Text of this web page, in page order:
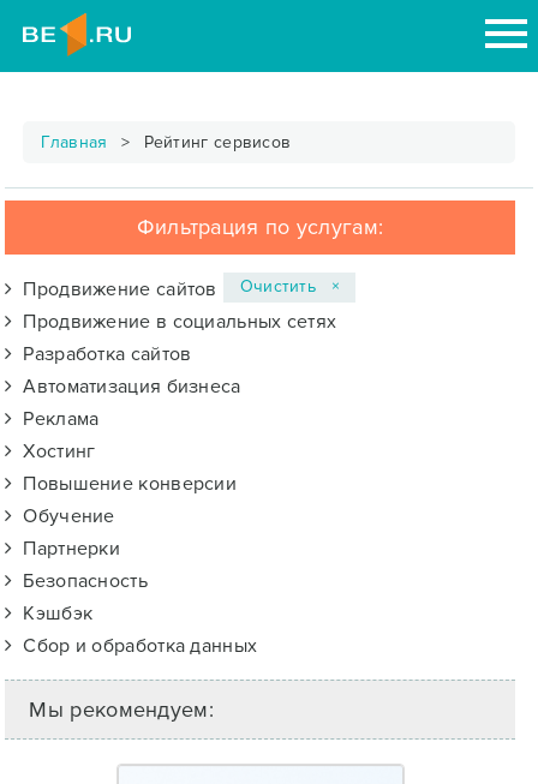
Главная Рейтинг сервисов
Фильтрация по услугам:
Продвижение сайтов
Продвижение в социальных сетях
Разработка сайтов
Автоматизация бизнеса
Реклама
Хостинг
Повышение конверсии
Обучение
Партнерки
Безопасность
Кэшбэк
Сбор и обработка данных
Очистить ×
Мы рекомендуем: